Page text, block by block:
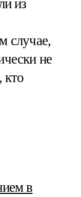
из
случае,
не
кто
в